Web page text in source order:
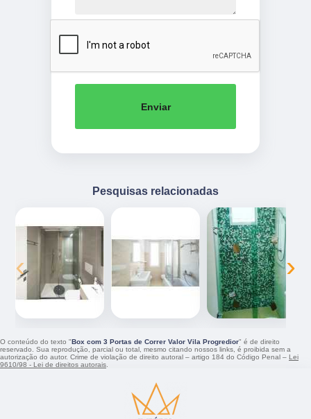
Enviar
Pesquisas relacionadas
‹ ›
O conteúdo do texto "Box com 3 Portas de Correr Valor Vila Progredior" é de direito
reservado. Sua reprodução, parcial ou total, mesmo citando nossos links, é proibida sem a
autorização do autor. Crime de violação de direito autoral – artigo 184 do Código Penal – Lei
9610/98 - Lei de direitos autorais